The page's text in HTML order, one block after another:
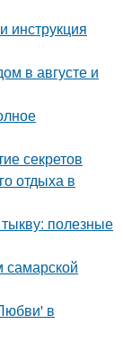
инструкция
в августе и
секретов
отдыха в
полезные
в